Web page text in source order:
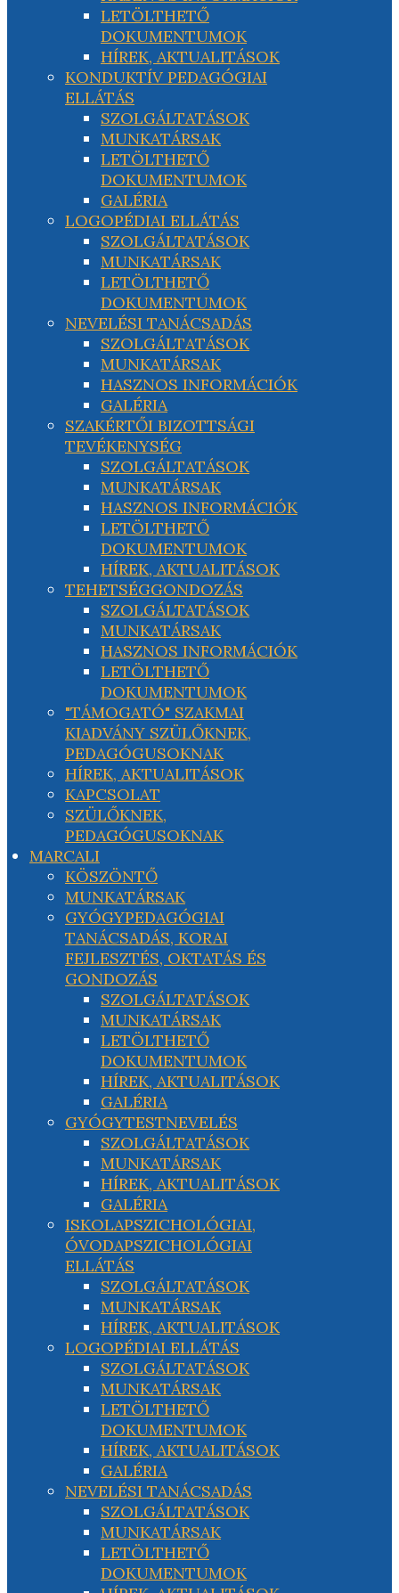
LETÖLTHETŐ
DOKUMENTUMOK
HÍREK, AKTUALITÁSOK
KONDUKTÍV PEDAGÓGIAI
ELLÁTÁS
SZOLGÁLTATÁSOK
MUNKATÁRSAK
LETÖLTHETŐ
DOKUMENTUMOK
GALÉRIA
LOGOPÉDIAI ELLÁTÁS
SZOLGÁLTATÁSOK
MUNKATÁRSAK
LETÖLTHETŐ
DOKUMENTUMOK
NEVELÉSI TANÁCSADÁS
SZOLGÁLTATÁSOK
MUNKATÁRSAK
HASZNOS INFORMÁCIÓK
GALÉRIA
SZAKÉRTŐI BIZOTTSÁGI
TEVÉKENYSÉG
SZOLGÁLTATÁSOK
MUNKATÁRSAK
HASZNOS INFORMÁCIÓK
LETÖLTHETŐ
DOKUMENTUMOK
HÍREK, AKTUALITÁSOK
TEHETSÉGGONDOZÁS
SZOLGÁLTATÁSOK
MUNKATÁRSAK
HASZNOS INFORMÁCIÓK
LETÖLTHETŐ
DOKUMENTUMOK
"TÁMOGATÓ" SZAKMAI
KIADVÁNY SZÜLŐKNEK,
PEDAGÓGUSOKNAK
HÍREK, AKTUALITÁSOK
KAPCSOLAT
SZÜLŐKNEK,
PEDAGÓGUSOKNAK
MARCALI
KÖSZÖNTŐ
MUNKATÁRSAK
GYÓGYPEDAGÓGIAI
TANÁCSADÁS, KORAI
FEJLESZTÉS, OKTATÁS ÉS
GONDOZÁS
SZOLGÁLTATÁSOK
MUNKATÁRSAK
LETÖLTHETŐ
DOKUMENTUMOK
HÍREK, AKTUALITÁSOK
GALÉRIA
GYÓGYTESTNEVELÉS
SZOLGÁLTATÁSOK
MUNKATÁRSAK
HÍREK, AKTUALITÁSOK
GALÉRIA
ISKOLAPSZICHOLÓGIAI,
ÓVODAPSZICHOLÓGIAI
ELLÁTÁS
SZOLGÁLTATÁSOK
MUNKATÁRSAK
HÍREK, AKTUALITÁSOK
LOGOPÉDIAI ELLÁTÁS
SZOLGÁLTATÁSOK
MUNKATÁRSAK
LETÖLTHETŐ
DOKUMENTUMOK
HÍREK, AKTUALITÁSOK
GALÉRIA
NEVELÉSI TANÁCSADÁS
SZOLGÁLTATÁSOK
MUNKATÁRSAK
LETÖLTHETŐ
DOKUMENTUMOK